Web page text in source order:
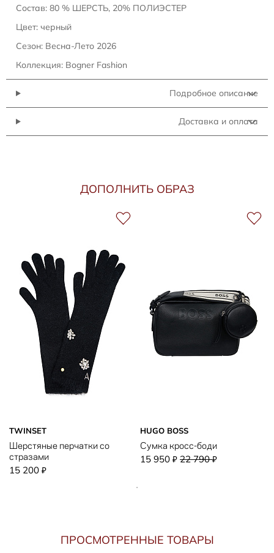
Состав: 80 % ШЕРСТЬ, 20% ПОЛИЭСТЕР
Цвет: черный
Сезон: Весна-Лето 2026
Коллекция: Bogner Fashion
Подробное описание
Доставка и оплата
ДОПОЛНИТЬ ОБРАЗ
TWINSET
Шерстяные перчатки со
стразами
15 200 ₽
HUGO BOSS
Сумка кросс-боди
15 950 ₽ 22 790₽
ПРОСМОТРЕННЫЕ ТОВАРЫ